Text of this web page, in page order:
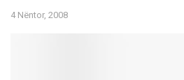
4 Nëntor, 2008